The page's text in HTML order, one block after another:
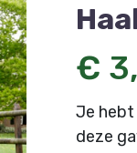
€
Je hebt
deze